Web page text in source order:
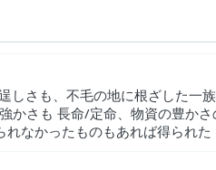
しさも、不毛の地に根ざした一
かさも 長命/定命、物資の豊かさ
なかったものもあれば得られた